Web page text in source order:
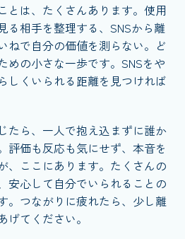
とは、たくさんあります。使用
る相手を整理する、SNSから離
ねで自分の価値を測らない。ど
めの小さな一歩です。SNSをや
しくいられる距離を見つければ
たら、一人で抱え込まずに誰か
評価も反応も気にせず、本音を
、ここにあります。たくさんの
安心して自分でいられることの
。つながりに疲れたら、少し離
げてください。